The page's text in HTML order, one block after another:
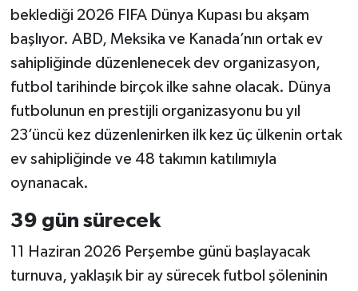
beklediği 2026 FIFA Dünya Kupası bu akşam
başlıyor. ABD, Meksika ve Kanada’nın ortak ev
sahipliğinde düzenlenecek dev organizasyon,
futbol tarihinde birçok ilke sahne olacak. Dünya
futbolunun en prestijli organizasyonu bu yıl
23’üncü kez düzenlenirken ilk kez üç ülkenin ortak
ev sahipliğinde ve 48 takımın katılımıyla
oynanacak.
39 gün sürecek
11 Haziran 2026 Perşembe günü başlayacak
turnuva, yaklaşık bir ay sürecek futbol şöleninin